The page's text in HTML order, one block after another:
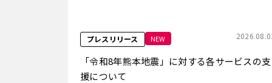
プレスリリース NEW
「令和8年熊本地震」に対する各サービスの支
援について